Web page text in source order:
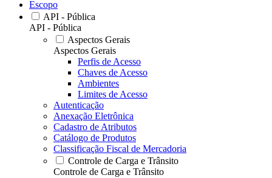
Escopo
API - Pública
API - Pública
Aspectos Gerais
Aspectos Gerais
Perfis de Acesso
Chaves de Acesso
Ambientes
Limites de Acesso
Autenticação
Anexação Eletrônica
Cadastro de Atributos
Catálogo de Produtos
Classificação Fiscal de Mercadoria
Controle de Carga e Trânsito
Controle de Carga e Trânsito